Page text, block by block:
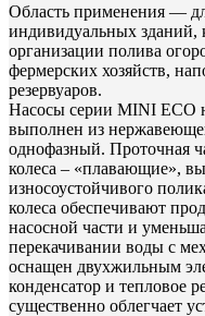
Область применения —
индивидуальных зданий,
организации полива
фермерских хозяйств,
резервуаров.
Насосы серии MINI ЕСО
выполнен из
однофазный. Проточная
колеса – «плавающие»,
износоустойчивого
колеса обеспечивают
насосной части и
перекачивании воды с
оснащен двухжильным
конденсатор и тепловое
существенно облегчает